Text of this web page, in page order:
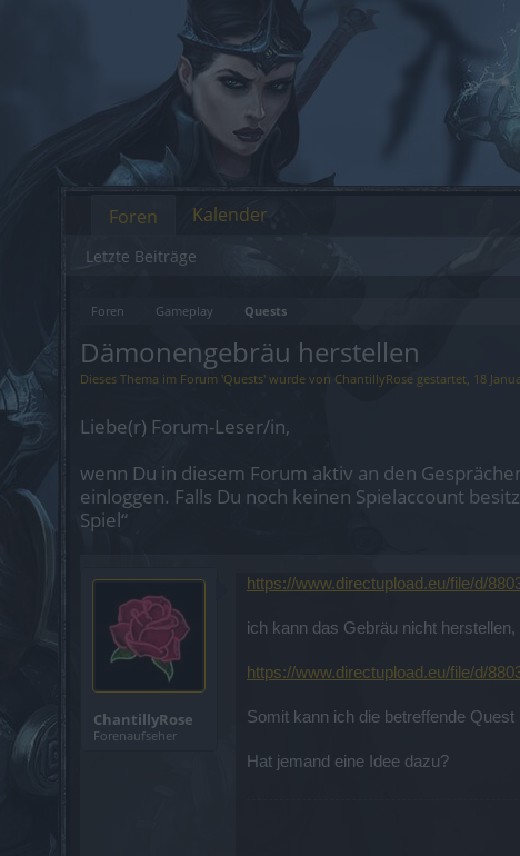
Foren Gameplay Quests
Dämonengebräu herstellen
Dieses Thema im Forum 'Quests' wurde von ChantillyRose gestartet, 18
Liebe(r) Forum-Leser/in,
wenn Du in diesem Forum aktiv an den
einloggen. Falls Du noch keinen Spielaccount
Spiel“
ChantillyRose
Forenaufseher
https://www.directupload.eu/file/d/
ich kann das Gebräu nicht
https://www.directupload.eu/file/d/
Somit kann ich die betreffende Quest
Hat jemand eine Idee dazu?
Foren
Letzte Beiträge
Kalender